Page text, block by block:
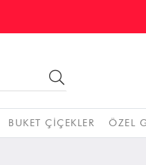
BUKET ÇIÇEKLER ÖZEL